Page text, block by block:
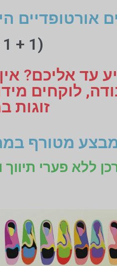
אורטופדיים
(1 + 1 + 1 חינם)
עד אליכם?
זוגות
מטורף
ללא פערי